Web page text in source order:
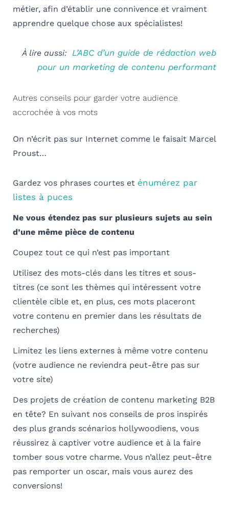
métier, afin d’établir une connivence et vraiment
apprendre quelque chose aux spécialistes!
À lire aussi: L’ABC d’un guide de rédaction web
pour un marketing de contenu performant
Autres conseils pour garder votre audience
accrochée à vos mots
On n’écrit pas sur Internet comme le faisait Marcel
Proust…
Gardez vos phrases courtes et énumérez par
listes à puces
Ne vous étendez pas sur plusieurs sujets au sein
d’une même pièce de contenu
Coupez tout ce qui n’est pas important
Utilisez des mots-clés dans les titres et sous-
titres (ce sont les thèmes qui intéressent votre
clientèle cible et, en plus, ces mots placeront
votre contenu en premier dans les résultats de
recherches)
Limitez les liens externes à même votre contenu
(votre audience ne reviendra peut-être pas sur
votre site)
Des projets de création de contenu marketing B2B
en tête? En suivant nos conseils de pros inspirés
des plus grands scénarios hollywoodiens, vous
réussirez à captiver votre audience et à la faire
tomber sous votre charme. Vous n’allez peut-être
pas remporter un oscar, mais vous aurez des
conversions!